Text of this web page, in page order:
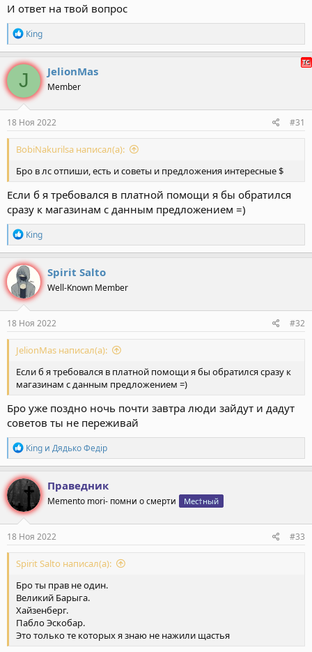
И ответ на твой вопрос
Р
е
а
к
ц
и
и
:
Кing
J JelionMas
Member
18 Ноя 2022 #31
BobiNakurilsa написал(а):
Бро в лс отпиши, есть и советы и предложения интересные $
Если б я требовался в платной помощи я бы обратился
сразу к магазинам с данным предложением =)
Р
е
а
к
ц
и
и
:
Кing
Spirit Salto
Well-Known Member
18 Ноя 2022 #32
JelionMas написал(а):
Если б я требовался в платной помощи я бы обратился сразу к
магазинам с данным предложением =)
Бро уже поздно ночь почти завтра люди зайдут и дадут
советов ты не переживай
Р
е
а
к
ц
и
:
Кing и Дядько Федiр
Праведник
Memento mori- помни о смерти Мес†ный
18 Ноя 2022 #33
Spirit Salto написал(а):
Бро ты прав не один.
Великий Барыга.
Хайзенберг.
Пабло Эскобар.
Это только те которых я знаю не нажили щастья